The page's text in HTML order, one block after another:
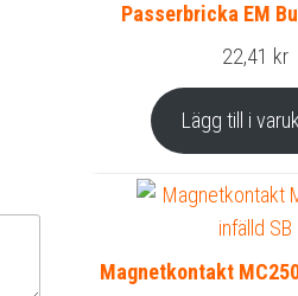
Passerbricka EM
22,41 kr
Lägg till i
Magnetkontakt